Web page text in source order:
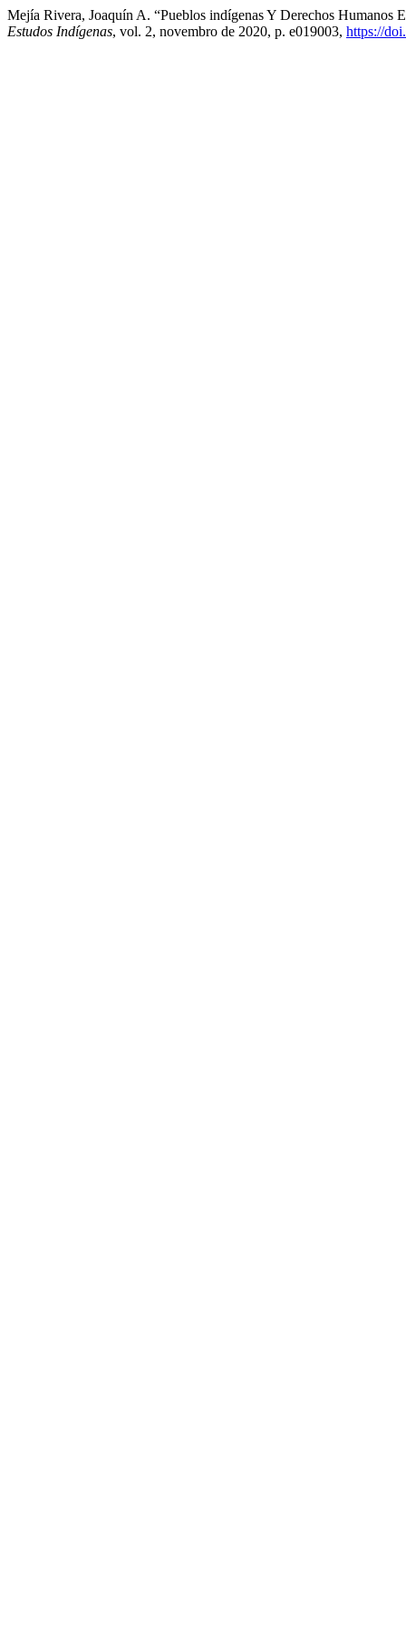
Mejía Rivera, Joaquín A. “Pueblos indígenas Y Derechos
Estudos Indígenas, vol. 2, novembro de 2020, p. e019003, https://